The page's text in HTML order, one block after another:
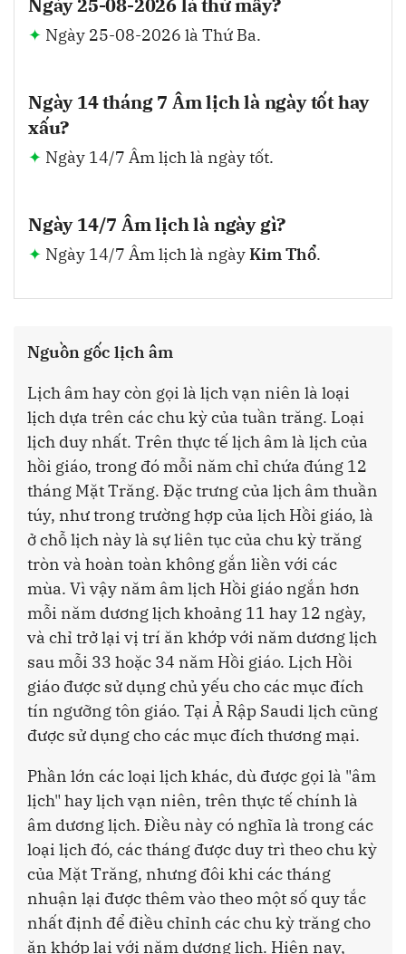
Ngày 25-08-2026 là Thứ Ba.
Ngày 14 tháng 7 Âm lịch là ngày tốt hay
xấu?
Ngày 14/7 Âm lịch là ngày tốt.
Ngày 14/7 Âm lịch là ngày gì?
Ngày 14/7 Âm lịch là ngàyKim Thổ.
Nguồn gốc lịch âm
Lịch âm hay còn gọi là lịch vạn niên là loại
lịch dựa trên các chu kỳ của tuần trăng. Loại
lịch duy nhất. Trên thực tế lịch âm là lịch của
hồi giáo, trong đó mỗi năm chỉ chứa đúng 12
tháng Mặt Trăng. Đặc trưng của lịch âm thuần
túy, như trong trường hợp của lịch Hồi giáo, là
ở chỗ lịch này là sự liên tục của chu kỳ trăng
tròn và hoàn toàn không gắn liền với các
mùa. Vì vậy năm âm lịch Hồi giáo ngắn hơn
mỗi năm dương lịch khoảng 11 hay 12 ngày,
và chỉ trở lại vị trí ăn khớp với năm dương lịch
sau mỗi 33 hoặc 34 năm Hồi giáo. Lịch Hồi
giáo được sử dụng chủ yếu cho các mục đích
tín ngưỡng tôn giáo. Tại Ả Rập Saudi lịch cũng
được sử dụng cho các mục đích thương mại.
Phần lớn các loại lịch khác, dù được gọi là "âm
lịch" hay lịch vạn niên, trên thực tế chính là
âm dương lịch. Điều này có nghĩa là trong các
loại lịch đó, các tháng được duy trì theo chu kỳ
của Mặt Trăng, nhưng đôi khi các tháng
nhuận lại được thêm vào theo một số quy tắc
nhất định để điều chỉnh các chu kỳ trăng cho
ăn khớp lại với năm dương lịch. Hiện nay,